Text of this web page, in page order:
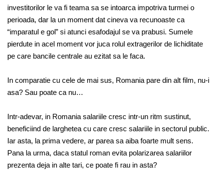
investitorilor le va fi teama sa se intoarca impotriva turmei o
perioada, dar la un moment dat cineva va recunoaste ca
“imparatul e gol” si atunci esafodajul se va prabusi. Sumele
pierdute in acel moment vor juca rolul extragerilor de lichiditate
pe care bancile centrale au ezitat sa le faca.
In comparatie cu cele de mai sus, Romania pare din alt film, nu-i
asa? Sau poate ca nu…
Intr-adevar, in Romania salariile cresc intr-un ritm sustinut,
beneficiind de larghetea cu care cresc salariile in sectorul public.
Iar asta, la prima vedere, ar parea sa aiba foarte mult sens.
Pana la urma, daca statul roman evita polarizarea salariilor
prezenta deja in alte tari, ce poate fi rau in asta?